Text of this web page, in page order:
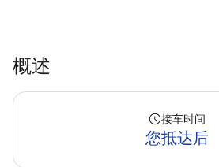
概述
接车时间
您抵达后